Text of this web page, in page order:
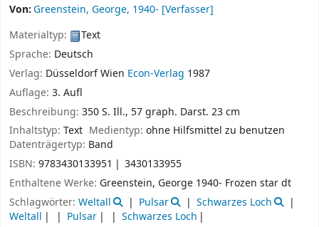
Von:Greenstein, George, 1940- [Verfasser]
Materialtyp:
Text
Sprache: Deutsch
Verlag: DüsseldorfWien Econ-Verlag 1987
Auflage: 3. Aufl
Beschreibung: 350 S. Ill., 57 graph. Darst. 23 cm
Inhaltstyp: Text Medientyp:ohne Hilfsmittel zu benutzen
Datenträgertyp: Band
ISBN: 9783430133951
3430133955
Enthaltene Werke: Greenstein, George 1940- Frozen star dt
Schlagwörter: Weltall Pulsar
Schwarzes Loch
Weltall
Pulsar
Schwarzes Loch